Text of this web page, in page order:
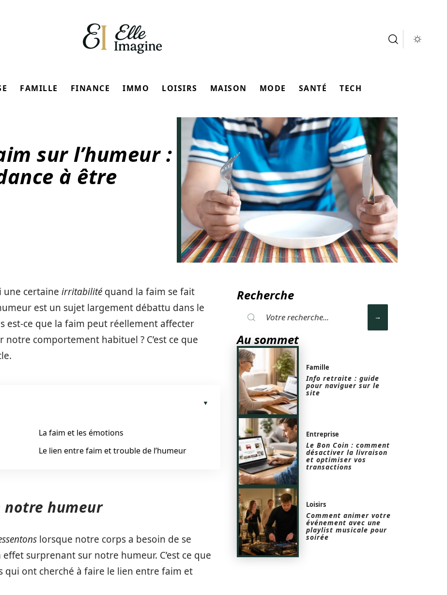
FAMILLE FINANCE IMMO LOISIRS MAISON MODE SANTÉ TECH
sur l’humeur :
à être
une certaine irritabilité quand la faim se fait
est un sujet largement débattu dans le
est-ce que la faim peut réellement affecter
comportement habituel ? C’est ce que
La faim et les émotions
Le lien entre faim et trouble de l’humeur
humeur
lorsque notre corps a besoin de se
surprenant sur notre humeur. C’est ce que
ont cherché à faire le lien entre faim et
Recherche
Au sommet
Famille
Info retraite : guide
pour naviguer sur le
site
Entreprise
Le Bon Coin : comment
désactiver la livraison
et optimiser vos
transactions
Loisirs
Comment animer votre
événement avec une
playlist musicale pour
soirée